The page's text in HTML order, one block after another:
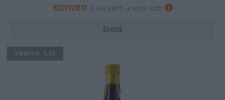
EINWEG
0,33 L PEUT - € 32,39 / LTR
Épuisé
Untappd: 4,02